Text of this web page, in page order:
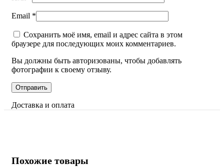
Email *
Сохранить моё имя, email и адрес сайта в этом
браузере для последующих моих комментариев.
Вы должны быть авторизованы, чтобы добавлять
фотографии к своему отзыву.
Доставка и оплата
Похожие товары